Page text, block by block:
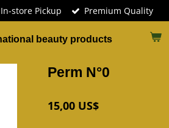
beauty products
In-store Pickup Premium Quality
Perm N°0
15,00 US$